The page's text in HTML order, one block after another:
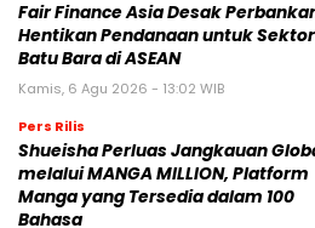
Fair Finance Asia Desak
Hentikan Pendanaan untuk Sektor
Batu Bara di ASEAN
Kamis, 6 Agu 2026 - 13:02 WIB
Pers Rilis
Shueisha Perluas Jangkauan
melalui MANGA MILLION, Platform
Manga yang Tersedia dalam 100
Bahasa